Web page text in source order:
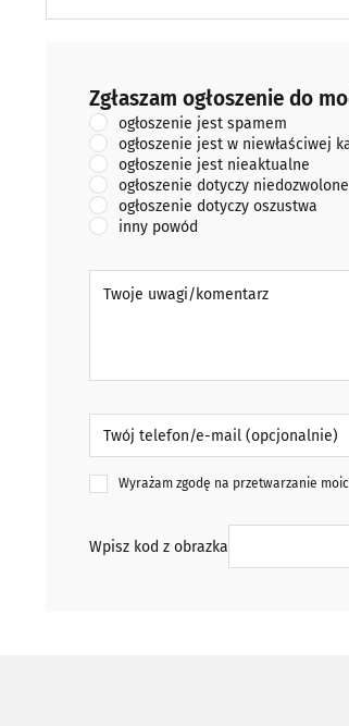
Zgłaszam ogłoszenie do moderacji z
Zgłaszam ogłoszenie do
ogłoszenie jest spamem
ogłoszenie jest w niewłaściwej
ogłoszenie jest nieaktualne
ogłoszenie dotyczy
ogłoszenie dotyczy oszustwa
inny powód
Wyrażam zgodę na przetwarzanie
Wpisz kod z obrazka